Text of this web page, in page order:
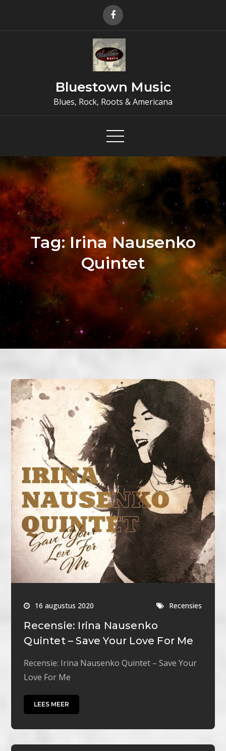
Bluestown Music
Blues, Rock, Roots & Americana
Tag:Irina Nausenko
Quintet
16 augustus 2020 Recensies
Recensie: Irina Nausenko
Quintet – Save Your Love For Me
Recensie: Irina Nausenko Quintet – Save Your
Love For Me
LEES MEER